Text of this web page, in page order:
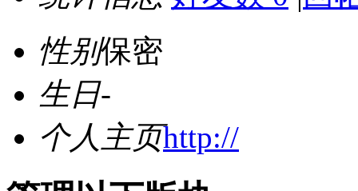
性别保密
生日-
个人主页http://